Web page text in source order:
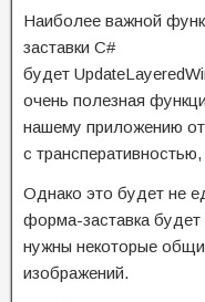
Наиболее важной
заставки C#
будет
очень полезная
нашему приложению
с
Однако это будет не
форма-заставка
нужны некоторые
изображений.